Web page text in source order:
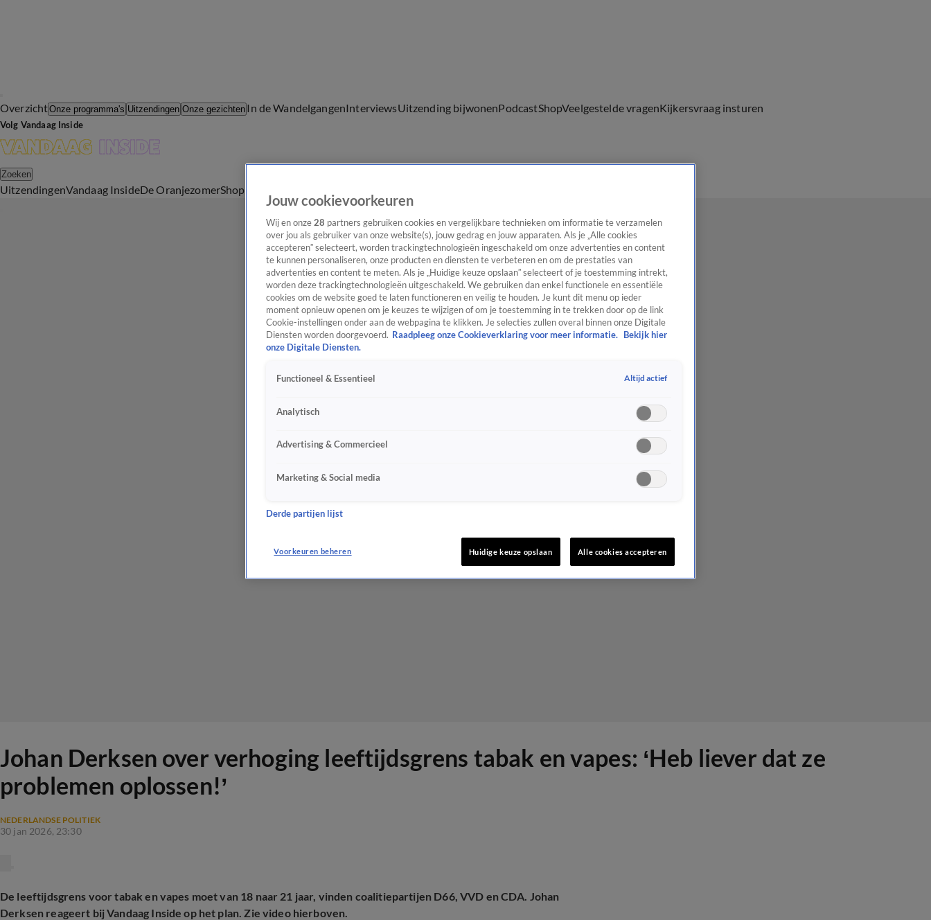
OverzichtOnze programma's Uitzendingen Onze gezichten In de WandelgangenInterviewsUitzending bijwonenPodcastShopVeelgestelde vragenKijkersvraag insturen
Volg Vandaag Inside
Zoeken
UitzendingenVandaag InsideDe OranjezomerShop
Johan Derksen over verhoging leeftijdsgrens tabak en vapes: ‘Heb liever dat ze
problemen oplossen!’
NEDERLANDSE POLITIEK
30 jan 2026, 23:30
De leeftijdsgrens voor tabak en vapes moet van 18 naar 21 jaar, vinden coalitiepartijen D66, VVD en CDA. Johan
Derksen reageert bij Vandaag Inside op het plan. Zie video hierboven.
Jouw cookievoorkeuren
Wij en onze 28 partners gebruiken cookies en vergelijkbare technieken om informatie te verzamelen
over jou als gebruiker van onze website(s), jouw gedrag en jouw apparaten. Als je „Alle cookies
accepteren” selecteert, worden trackingtechnologieën ingeschakeld om onze advertenties en content
te kunnen personaliseren, onze producten en diensten te verbeteren en om de prestaties van
advertenties en content te meten. Als je „Huidige keuze opslaan” selecteert of je toestemming intrekt,
worden deze trackingtechnologieën uitgeschakeld. We gebruiken dan enkel functionele en essentiële
cookies om de website goed te laten functioneren en veilig te houden. Je kunt dit menu op ieder
moment opnieuw openen om je keuzes te wijzigen of om je toestemming in te trekken door op de link
Cookie-instellingen onder aan de webpagina te klikken. Je selecties zullen overal binnen onze Digitale
Diensten worden doorgevoerd. Raadpleeg onze Cookieverklaring voor meer informatie.
Bekijk hier
onze Digitale Diensten.
Functioneel & Essentieel Altijd actief
Analytisch
Advertising & Commercieel
Marketing & Social media
Derde partijen lijst
Voorkeuren beheren Huidige keuze opslaan Alle cookies accepteren